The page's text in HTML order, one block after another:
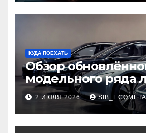
КУДА ПОЕХАТЬ
Обзор
модельного ряда
автомобилей 2026
2 ИЮЛЯ 2026